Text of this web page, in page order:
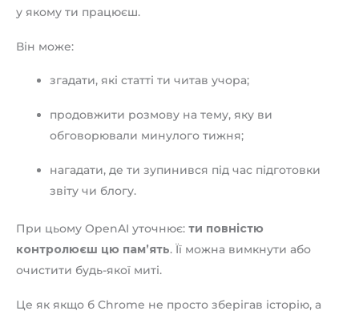
у якому ти працюєш.
Він може:
згадати, які статті ти читав учора;
продовжити розмову на тему, яку ви
обговорювали минулого тижня;
нагадати, де ти зупинився під час підготовки
звіту чи блогу.
При цьому OpenAI уточнює: ти повністю
контролюєш цю пам’ять. Її можна вимкнути або
очистити будь-якої миті.
Це як якщо б Chrome не просто зберігав історію, а